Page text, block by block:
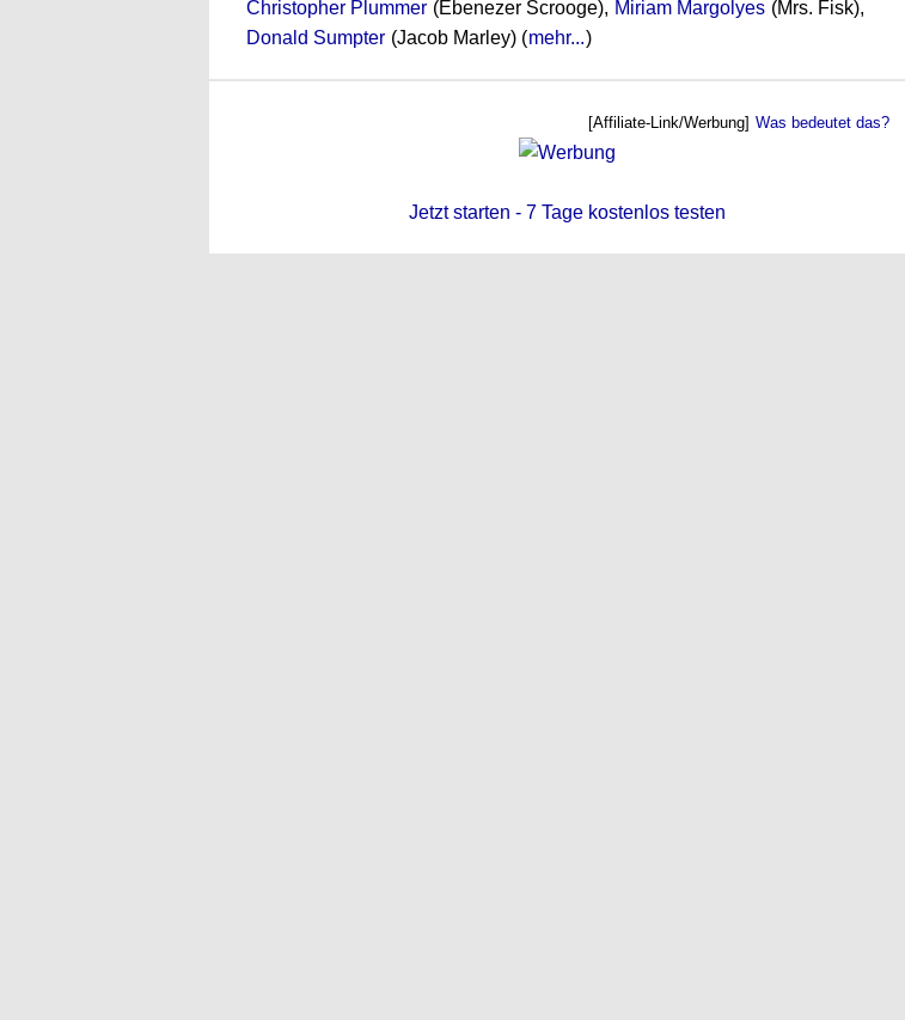
Christopher Plummer (Ebenezer Scrooge), Miriam Margolyes (Mrs. Fisk),
Donald Sumpter (Jacob Marley) (mehr...)
[Affiliate-Link/Werbung] Was bedeutet das?
Jetzt starten - 7 Tage kostenlos testen